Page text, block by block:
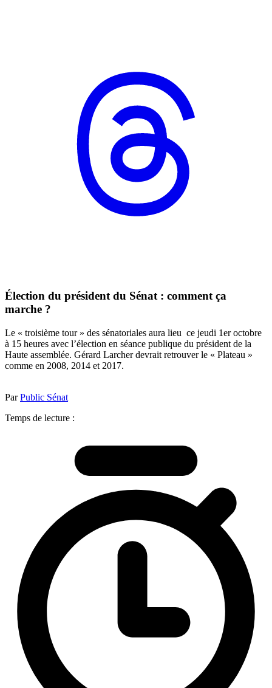
Élection du président du Sénat : comment ça
marche ?
Le « troisième tour » des sénatoriales aura lieu ce jeudi 1er octobre
à 15 heures avec l’élection en séance publique du président de la
Haute assemblée. Gérard Larcher devrait retrouver le « Plateau »
comme en 2008, 2014 et 2017.
ParPublic Sénat
Temps de lecture :